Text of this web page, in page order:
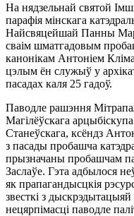
На нядзельнай святой
парафія мінскага
Найсвяцейшай Панны
сваім шматгадовым
канонікам Антоніем
цэлым ён служыў у
пасадах каля 25 гадоў.
Паводле рашэння
Магілёўскага
Станеўскага, ксёндз
з пасады пробашча
прызначаны пробашчам
Заслаўе. Гэта адбылося
як прапагандысцкія
звесткі з дыскрэдытацыяй
нецярпімасці паводле